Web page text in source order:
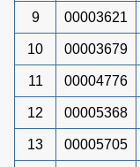
9 00003621
10 00003679
11 00004776
12 00005368
13 00005705